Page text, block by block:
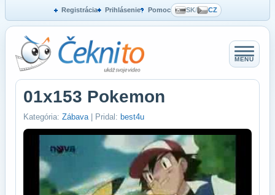
Registrácia Prihlásenie Pomoc SK/ CZ
MENU
01x153 Pokemon
Kategória: Zábava | Pridal: best4u